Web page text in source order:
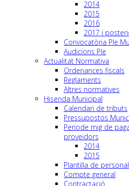
2014
2015
2016
2017 i
Convocatòria Ple
Audicions Ple
Actualitat Normativa
Ordenances fiscals
Reglaments
Altres normatives
Hisenda Municipal
Calendari de tributs
Pressupostos
Periode mig de
proveidors
2014
2015
Plantilla de personal
Compte general
Contractació